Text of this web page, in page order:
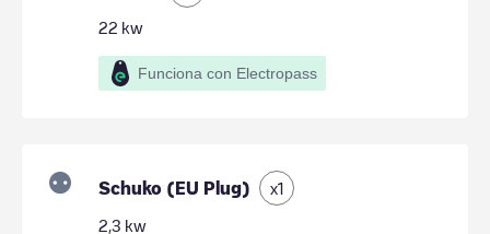
22 kw
Funciona con Electropass
Schuko (EU Plug) x1
2,3 kw